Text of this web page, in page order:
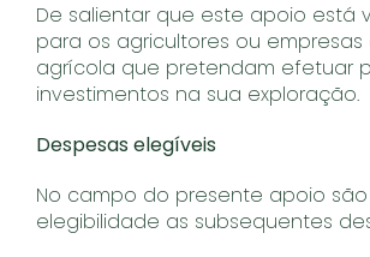
De salientar que este apoio está
para os agricultores ou
agrícola que pretendam efetuar
investimentos na sua exploração.
Despesas elegíveis
No campo do presente apoio
elegibilidade as subsequentes